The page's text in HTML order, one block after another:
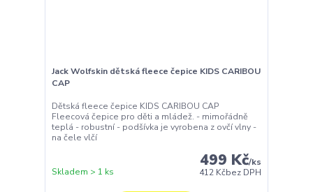
Jack Wolfskin dětská fleece čepice KIDS CARIBOU
CAP
Dětská fleece čepice KIDS CARIBOU CAP
Fleecová čepice pro děti a mládež. - mimořádně
teplá - robustní - podšívka je vyrobena z ovčí vlny -
na čele vlčí
499 Kč/ks
412 Kčbez DPH
Skladem > 1 ks